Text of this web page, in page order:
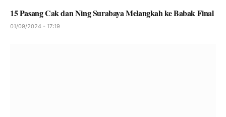
15 Pasang Cak dan Ning Surabaya Melangkah ke Babak Final
01/09/2024 - 17:19